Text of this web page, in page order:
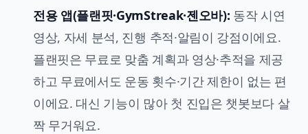
전용 앱(플랜핏·GymStreak·젠오바): 동작 시연
영상, 자세 분석, 진행 추적·알림이 강점이에요.
플랜핏은 무료로 맞춤 계획과 영상·추적을 제공
하고 무료에서도 운동 횟수·기간 제한이 없는 편
이에요. 대신 기능이 많아 첫 진입은 챗봇보다 살
짝 무거워요.